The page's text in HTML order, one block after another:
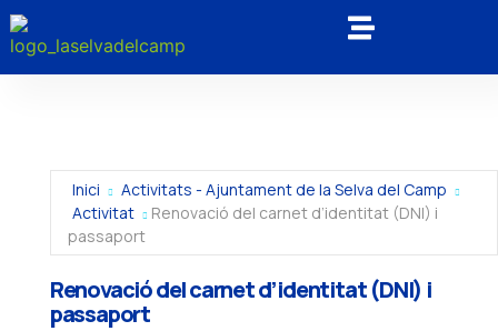
Inici
Activitats - Ajuntament de la Selva del Camp
Activitat
Renovació del carnet d’identitat (DNI) i
passaport
Renovació del carnet d’identitat (DNI) i
passaport